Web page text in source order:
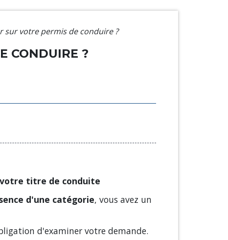
sur votre permis de conduire ?
CONDUIRE ?
votre titre de conduite
d'une catégorie, vous avez un
d'examiner votre demande.